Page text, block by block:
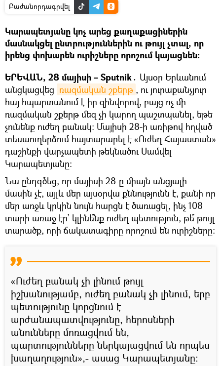
Բաժանորդագրվել
Կարապետյանը կոչ արեց քաղաքացիներին
մասնակցել ընտրություններին ու թույլ չտալ, որ
իրենց փոխարեն ուրիշները որոշում կայացնեն։
ԵՐԵՎԱՆ, 28 մայիսի – Sputnik․ Այսօր Երևանում
անցկացվեց ռազմական շքերթ , ու յուրաքանչյուր
հայ հպարտանում է իր զինվորով, բայց ոչ մի
ռազմական շքերթ մեզ չի կարող պաշտպանել, եթե
չունենք ուժեղ բանակ։ Մայիսի 28-ի առիթով հղված
տեսաուղերձում հայտարարել է «Ուժեղ Հայաստան»
դաշինքի վարչապետի թեկնածու Սամվել
Կարապետյանը։
Նա ընդգծեց, որ մայիսի 28-ը միայն անցյալի
մասին չէ, այլև մեր այսօրվա քննությունն է, քանի որ
մեր առջև կրկին նույն հարցն է ծառացել, ինչ 108
տարի առաջ էր՝ կլինե՞նք ուժեղ պետություն, թե՞ թույլ
տարածք, որի ճակատագիրը որոշում են ուրիշները։
«Ուժեղ բանակ չի լինում թույլ
իշխանությամբ, ուժեղ բանակ չի լինում, երբ
պետությունը կորցնում է
արժանապատվությունը, հերոսների
անունները մոռացվում են,
պարտությունները ներկայացվում են որպես
խաղաղություն»,- ասաց Կարապետյանը։